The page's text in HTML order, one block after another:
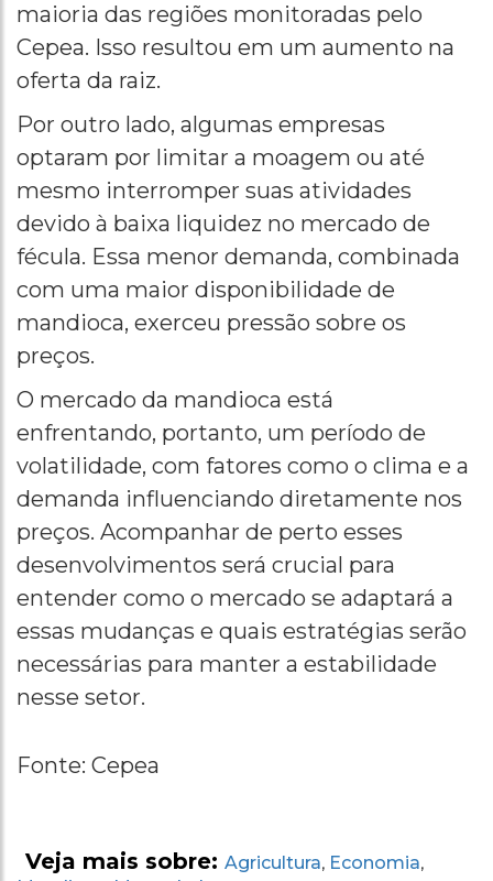
maioria das regiões monitoradas pelo
Cepea. Isso resultou em um aumento na
oferta da raiz.
Por outro lado, algumas empresas
optaram por limitar a moagem ou até
mesmo interromper suas atividades
devido à baixa liquidez no mercado de
fécula. Essa menor demanda, combinada
com uma maior disponibilidade de
mandioca, exerceu pressão sobre os
preços.
O mercado da mandioca está
enfrentando, portanto, um período de
volatilidade, com fatores como o clima e a
demanda influenciando diretamente nos
preços. Acompanhar de perto esses
desenvolvimentos será crucial para
entender como o mercado se adaptará a
essas mudanças e quais estratégias serão
necessárias para manter a estabilidade
nesse setor.
Fonte: Cepea
Veja mais sobre: Agricultura, Economia,